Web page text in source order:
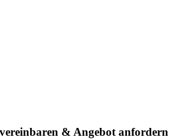
& Angebot anfordern